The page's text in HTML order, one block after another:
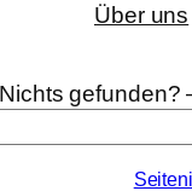
Über uns
Nichts gefunden?